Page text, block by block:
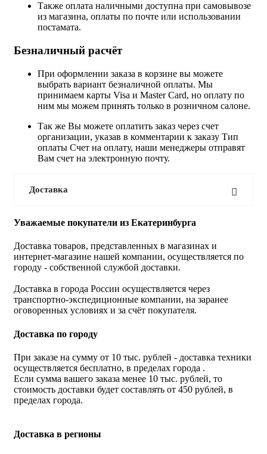
Также оплата наличными доступна при самовывозе
из магазина, оплаты по почте или использовании
постамата.
Безналичный расчёт
При оформлении заказа в корзине вы можете
выбрать вариант безналичной оплаты. Мы
принимаем карты Visa и Master Card, но оплату по
ним мы можем принять только в розничном салоне.
Так же Вы можете оплатить заказ через счет
организации, указав в комментарии к заказу Тип
оплаты Счет на оплату, наши менеджеры отправят
Вам счет на электронную почту.
Доставка
Уважаемые покупатели из Екатеринбурга
Доставка товаров, представленных в магазинах и
интернет-магазине нашей компании, осуществляется по
городу - собственной службой доставки.
Доставка в города России осуществляется через
транспортно-экспедиционные компании, на заранее
оговоренных условиях и за счёт покупателя.
Доставка по городу
При заказе на сумму от 10 тыс. рублей - доставка техники
осуществляется бесплатно, в пределах города .
Если сумма вашего заказа менее 10 тыс. рублей, то
стоимость доставки будет составлять от 450 рублей, в
пределах города.
Доставка в регионы